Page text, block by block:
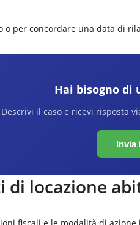
per concordare una data di
Hai bisogno di
Descrivi il caso e ricevi risposta
Invia
di locazione